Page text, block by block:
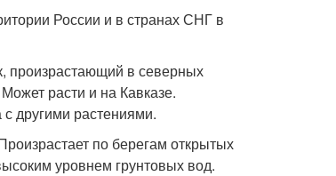
России и в странах СНГ в
произрастающий в северных
расти и на Кавказе.
другими растениями.
по берегам открытых
уровнем грунтовых вод.